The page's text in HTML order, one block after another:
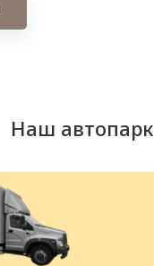
Наш автопарк